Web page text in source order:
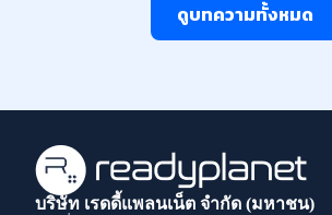
ดูบทความทั้งหมด
บริษัท เรดดี้แพลนเน็ต จำกัด (มหาชน)